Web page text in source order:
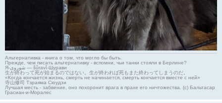
Альтернативка - книга о том, что могло бы быть.
Прежде, чем писать альтернативку - вспомни, чьи танки стояли в Берлине?
Я-شوروی — šûravî-Шурави
生が終わって死が始まるのではない。生が終われば死もまた終わってしまうのだ。
«Когда кончается жизнь, смерть не начинается, смерть кончается вместе с ней»
寺山修司 Тэраяма Сюудзи
Лучшая месть - забвение, оно похоронит врага в прахе его ничтожества. (с) Бальтасар
Грасиан-и-Моралес